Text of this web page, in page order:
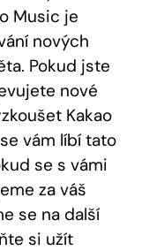
‌Music je
nových
Pokud jste
nové
Kakao
vám líbí tato
se s vámi
za⁣ váš
se na další
si užít